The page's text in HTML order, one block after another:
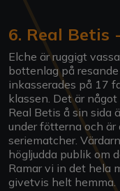
6. Real Betis
Elche är ruggigt
bottenlag på
inkasserades på 17
klassen. Det är
Real Betis å sin sida
under fötterna och är
seriematcher.
högljudda publik om
Ramar vi in det hela
givetvis helt hemma.